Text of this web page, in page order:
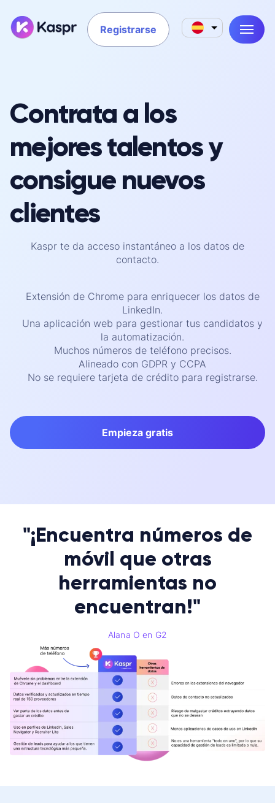
Registrarse
Contrata a los
mejores talentos y
consigue nuevos
clientes
Kaspr te da acceso instantáneo a los datos de
contacto.
Extensión de Chrome para enriquecer los datos de
LinkedIn.
Una aplicación web para gestionar tus candidatos y
la automatización.
Muchos números de teléfono precisos.
Alineado con GDPR y CCPA
No se requiere tarjeta de crédito para registrarse.
Empieza gratis
"¡Encuentra números de
móvil que otras
herramientas no
encuentran!"
Alana O en G2